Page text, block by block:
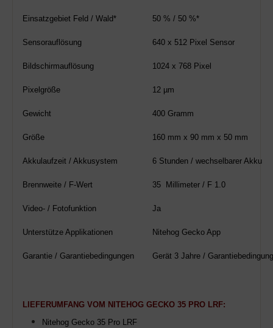
Einsatzgebiet Feld / Wald* 50 % / 50 %*
Sensorauflösung 640 x 512 Pixel Sensor
Bildschirmauflösung 1024 x 768 Pixel
Pixelgröße 12 µm
Gewicht 400 Gramm
Größe 160 mm x 90 mm x 50 mm
Akkulaufzeit / Akkusystem 6 Stunden / wechselbarer Akku
Brennweite / F-Wert 35 Millimeter / F 1.0
Video- / Fotofunktion Ja
Unterstütze Applikationen Nitehog Gecko App
Garantie / Garantiebedingungen Gerät 3 Jahre /
LIEFERUMFANG VOM NITEHOG GECKO 35 PRO LRF:
Nitehog Gecko 35 Pro LRF